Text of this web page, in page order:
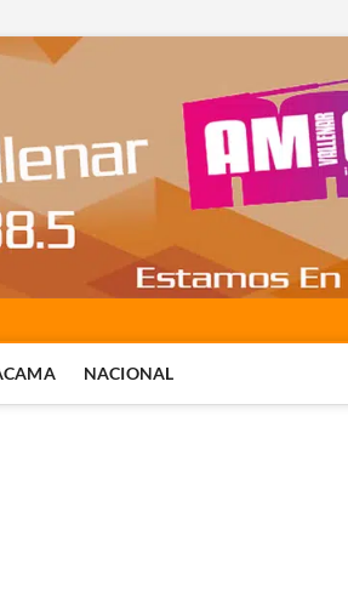
NACIONAL